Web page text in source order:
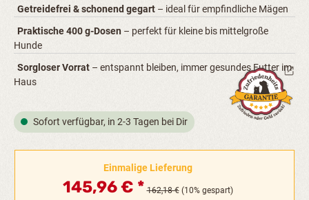
Getreidefrei & schonend gegart – ideal für empfindliche Mägen
Praktische 400 g-Dosen – perfekt für kleine bis mittelgroße
Hunde
Sorgloser Vorrat – entspannt bleiben, immer gesundes Futter im
Haus
Sofort verfügbar, in 2-3 Tagen bei Dir
Einmalige Lieferung
145,96 € 162,18 € (10% gespart)